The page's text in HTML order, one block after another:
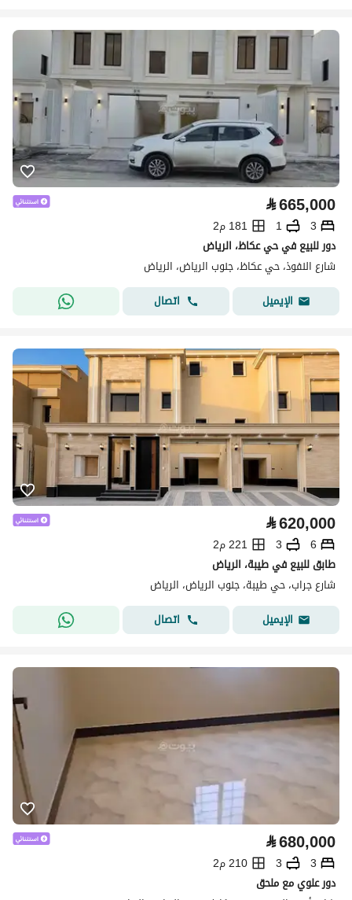
⃁665,000
3
1
181 م2
دور للبيع في حي عكاظ، الرياض
شارع النفوذ، حي عكاظ، جنوب الرياض، الرياض
الإيميل
اتصال
⃁620,000
6
3
221 م2
طابق للبيع في طيبة، الرياض
شارع جراب، حي طيبة، جنوب الرياض، الرياض
الإيميل
اتصال
⃁680,000
3
3
210 م2
دور علوي مع ملحق